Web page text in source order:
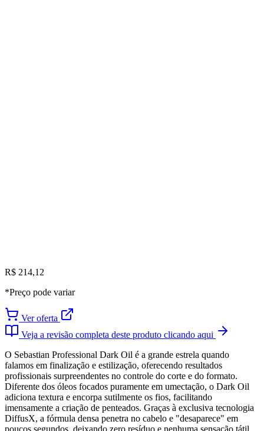
R$ 214,12
*Preço pode variar
Ver oferta
Veja a revisão completa deste produto clicando aqui
O Sebastian Professional Dark Oil é a grande estrela quando
falamos em finalização e estilização, oferecendo resultados
profissionais surpreendentes no controle do corte e do formato.
Diferente dos óleos focados puramente em umectação, o Dark Oil
adiciona textura e encorpa sutilmente os fios, facilitando
imensamente a criação de penteados. Graças à exclusiva tecnologia
DiffusX, a fórmula densa penetra no cabelo e "desaparece" em
poucos segundos, deixando zero resíduo e nenhuma sensação tátil